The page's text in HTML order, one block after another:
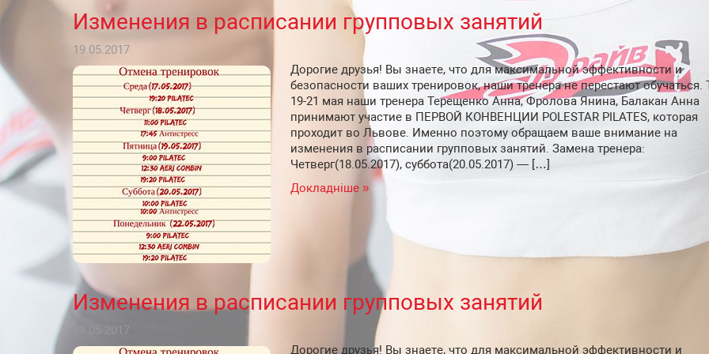
Изменения в расписании групповых занятий
19.05.2017
Дорогие друзья! Вы знаете, что для максимальной эффективности и
безопасности ваших тренировок, наши тренера не перестают обучаться.
19-21 мая наши тренера Терещенко Анна, Фролова Янина​, Балакан Анна​
принимают участие в ПЕРВОЙ КОНВЕНЦИИ POLESTAR PILATES, которая
проходит во Львове. Именно поэтому обращаем ваше внимание на
изменения в расписании групповых занятий. Замена тренера:
Четверг(18.05.2017), суббота(20.05.2017) — […]
Докладніше »
Изменения в расписании групповых занятий
19.05.2017
Дорогие друзья! Вы знаете, что для максимальной эффективности и